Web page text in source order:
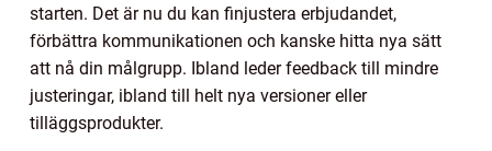
starten. Det är nu du kan finjustera erbjudandet,
förbättra kommunikationen och kanske hitta nya sätt
att nå din målgrupp. Ibland leder feedback till mindre
justeringar, ibland till helt nya versioner eller
tilläggsprodukter.